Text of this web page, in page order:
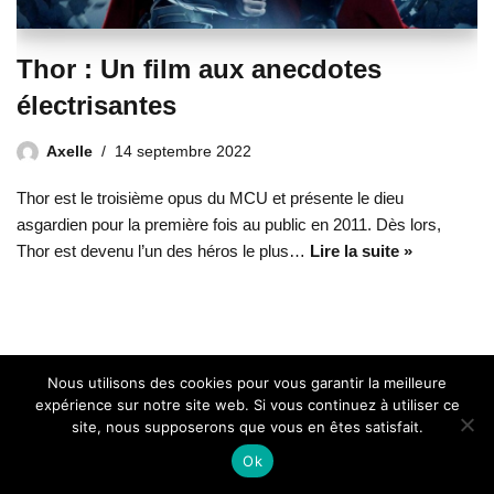
Thor : Un film aux anecdotes
électrisantes
Axelle 14 septembre 2022
Thor est le troisième opus du MCU et présente le dieu
asgardien pour la première fois au public en 2011. Dès lors,
Thor est devenu l’un des héros le plus… Lire la suite »
Marvel Story 2020
Nous utilisons des cookies pour vous garantir la meilleure
expérience sur notre site web. Si vous continuez à utiliser ce
site, nous supposerons que vous en êtes satisfait.
Ok